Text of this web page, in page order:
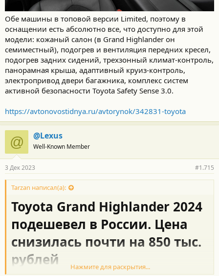
Обе машины в топовой версии Limited, поэтому в
оснащении есть абсолютно все, что доступно для этой
модели: кожаный салон (в Grand Highlander он
семиместный), подогрев и вентиляция передних кресел,
подогрев задних сидений, трехзонный климат-контроль,
панорамная крыша, адаптивный круиз-контроль,
электропривод двери багажника, комплекс систем
активной безопасности Toyota Safety Sense 3.0.
https://avtonovostidnya.ru/avtorynok/342831-toyota
@ @Lexus
Well-Known Member
3 Дек 2023 #1.715
Tarzan написал(а):
Toyota Grand Highlander 2024
подешевел в России. Цена
снизилась почти на 850 тыс.
рублей
В продаже по-прежнему чисто бензиновый вариант и
Нажмите для раскрытия...